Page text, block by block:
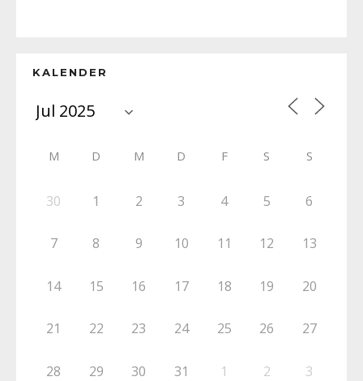
KALENDER
M D M D F S S
30 1 2 3 4 5 6
7 8 9 10 11 12 13
14 15 16 17 18 19 20
21 22 23 24 25 26 27
28 29 30 31 1 2 3